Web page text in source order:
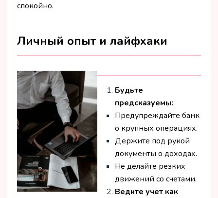
спокойно.
Личный опыт и лайфхаки
Будьте
предсказуемы:
Предупреждайте банк
о крупных операциях.
Держите под рукой
документы о доходах.
Не делайте резких
движений со счетами.
Ведите учет как